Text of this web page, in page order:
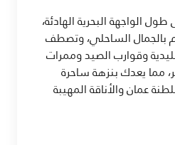
الواجهة البحرية الهادئة،
بالجمال الساحلي، وتصطف
وقوارب الصيد وممرات
مما يعدك بنزهة ساحرة
عمان والأناقة المهيبة